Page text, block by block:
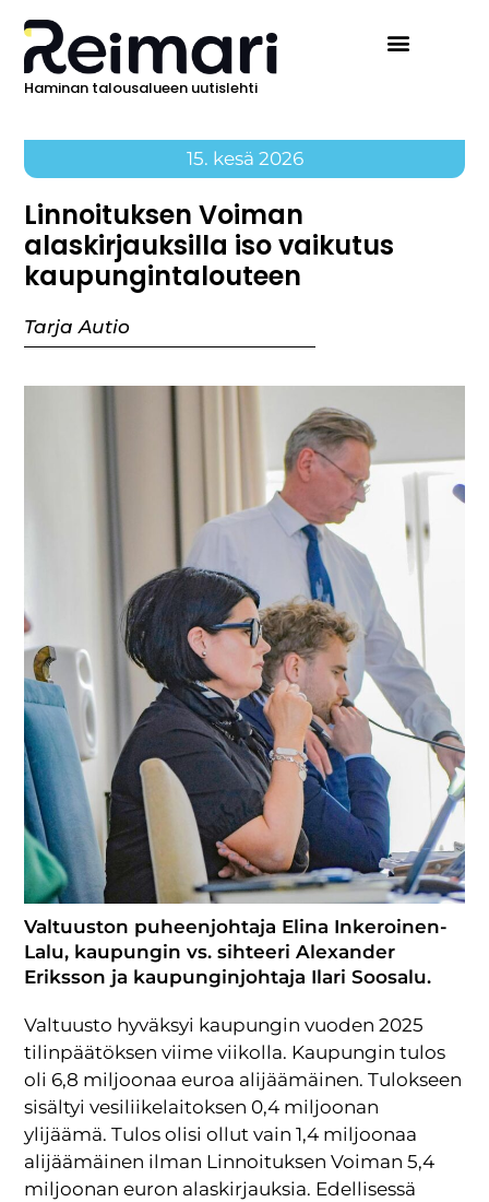
Haminan talousalueen uutislehti
15. kesä 2026
Linnoituksen Voiman
alaskirjauksilla iso vaikutus
kaupungintalouteen
Tarja Autio
Valtuuston puheenjohtaja Elina Inkeroinen-
Lalu, kaupungin vs. sihteeri Alexander
Eriksson ja kaupunginjohtaja Ilari Soosalu.
Valtuusto hyväksyi kaupungin vuoden 2025
tilinpäätöksen viime viikolla. Kaupungin tulos
oli 6,8 miljoonaa euroa alijäämäinen. Tulokseen
sisältyi vesiliikelaitoksen 0,4 miljoonan
ylijäämä. Tulos olisi ollut vain 1,4 miljoonaa
alijäämäinen ilman Linnoituksen Voiman 5,4
miljoonan euron alaskirjauksia. Edellisessä